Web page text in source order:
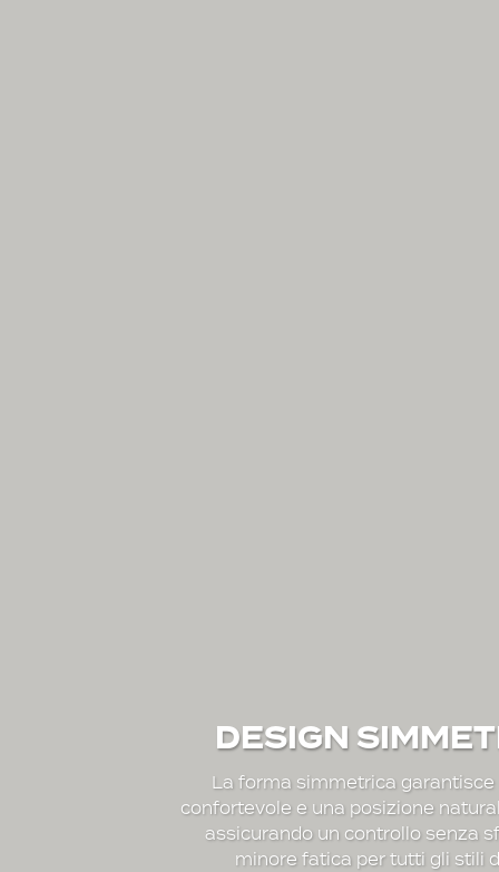
DESIGN
La forma simmetrica garantisce
confortevole e una posizione
assicurando un controllo senza
minore fatica per tutti gli stili